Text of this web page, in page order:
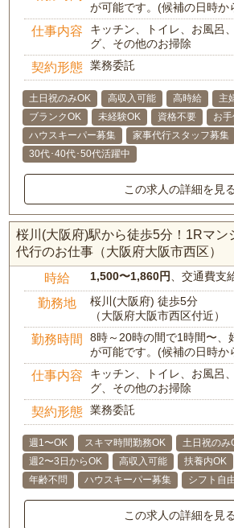
が可能です。(候補の日時か
仕事内容
キッチン、トイレ、お風呂
グ、その他のお掃除
契約形態 業務委託
土日祝のみOK 高収入可能 高時給
主
ブランクOK
未経験OK 資格不要
お
ハウスキーパー募集
家事代行スタッフ募集
30代･40代･50代活躍中
この求人の詳細を見
桜川(大阪府)駅から徒歩5分！1Rマン
代行のお仕事（大阪府大阪市西区）
時給 1,500〜1,860円 、交通費支
勤務地
桜川(大阪府) 徒歩5分
（大阪府大阪市西区付近）
勤務時間
8時～20時の間で1時間〜、
が可能です。(候補の日時か
仕事内容
キッチン、トイレ、お風呂
グ、その他のお掃除
契約形態 業務委託
週1〜OK スキマ時間勤務OK
土日祝のみ
週2〜3日からOK
高収入可能 扶養内OK
年齢不問
ハウスキーパー募集 シフト自
この求人の詳細を見